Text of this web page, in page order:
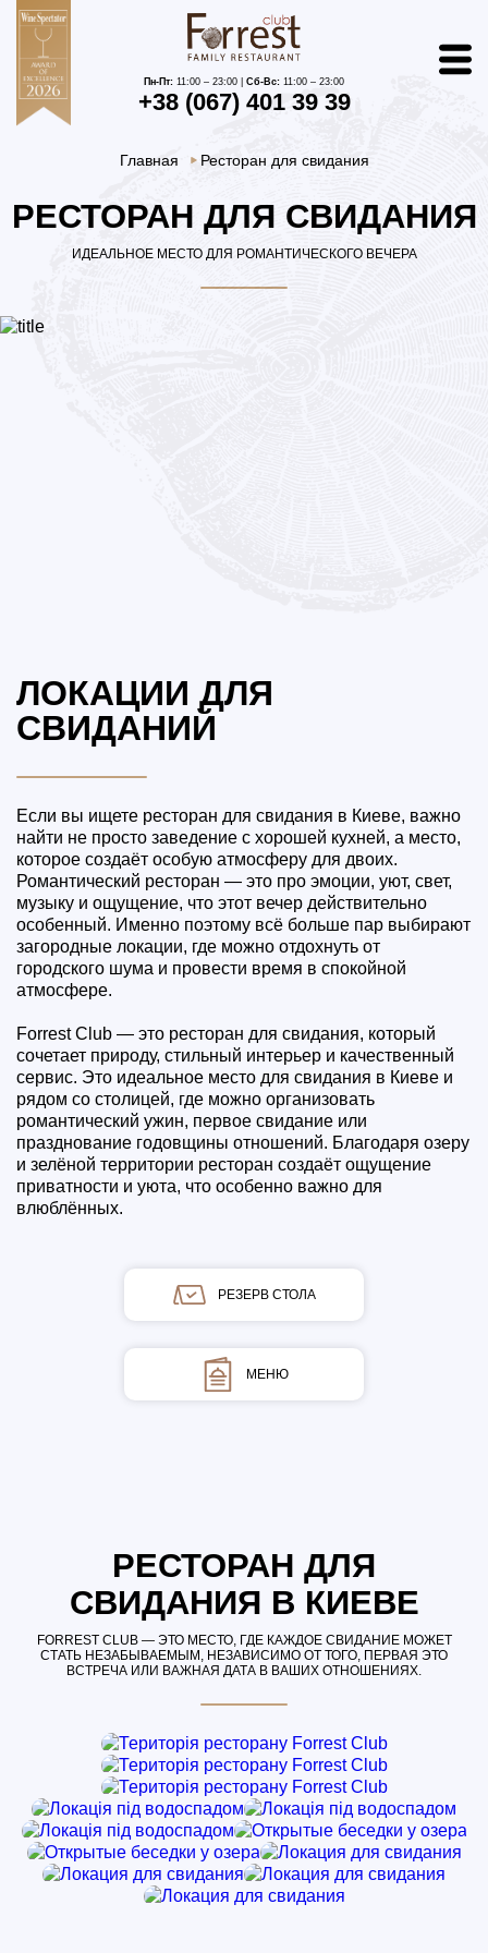
+38 (067) 401 39 39
Пн-Пт: 11:00 – 23:00 | Сб-Вс: 11:00 – 23:00
Главная Ресторан для свидания
РЕСТОРАН ДЛЯ СВИДАНИЯ
ИДЕАЛЬНОЕ МЕСТО ДЛЯ РОМАНТИЧЕСКОГО ВЕЧЕРА
ЛОКАЦИИ ДЛЯ
СВИДАНИЙ
Если вы ищете ресторан для свидания в Киеве, важно
найти не просто заведение с хорошей кухней, а место,
которое создаёт особую атмосферу для двоих.
Романтический ресторан — это про эмоции, уют, свет,
музыку и ощущение, что этот вечер действительно
особенный. Именно поэтому всё больше пар выбирают
загородные локации, где можно отдохнуть от
городского шума и провести время в спокойной
атмосфере.
Forrest Club — это ресторан для свидания, который
сочетает природу, стильный интерьер и качественный
сервис. Это идеальное место для свидания в Киеве и
рядом со столицей, где можно организовать
романтический ужин, первое свидание или
празднование годовщины отношений. Благодаря озеру
и зелёной территории ресторан создаёт ощущение
приватности и уюта, что особенно важно для
влюблённых.
РЕЗЕРВ СТОЛА
МЕНЮ
РЕСТОРАН ДЛЯ
СВИДАНИЯ В КИЕВЕ
FORREST CLUB — ЭТО МЕСТО, ГДЕ КАЖДОЕ СВИДАНИЕ МОЖЕТ
СТАТЬ НЕЗАБЫВАЕМЫМ, НЕЗАВИСИМО ОТ ТОГО, ПЕРВАЯ ЭТО
ВСТРЕЧА ИЛИ ВАЖНАЯ ДАТА В ВАШИХ ОТНОШЕНИЯХ.